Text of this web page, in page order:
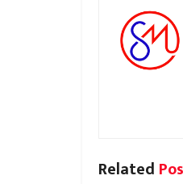
Related